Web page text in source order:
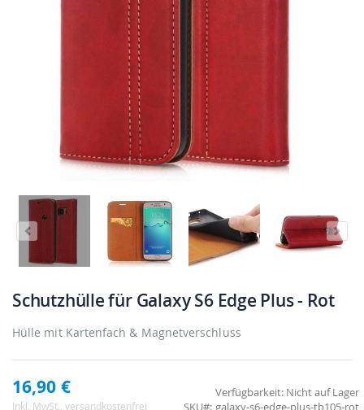
Schutzhülle für Galaxy S6 Edge Plus - Rot
Hülle mit Kartenfach & Magnetverschluss
16,90 €
Inkl. MwSt. , versandkostenfrei
Verfügbarkeit: Nicht auf Lager
SKU
galaxy-s6-edge-plus-tb105-rot